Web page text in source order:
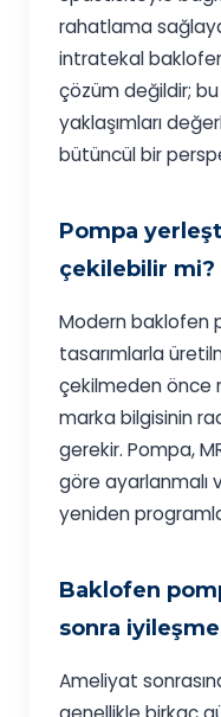
rahatlama
intratekal
çözüm değildir;
yaklaşımları
bütüncül bir
Pompa
çekilebilir mi?
Modern baklofen
tasarımlarla
çekilmeden önce
marka bilgisinin
gerekir. Pompa,
göre ayarlanmalı
yeniden
Baklofen
sonra iyileşme
Ameliyat